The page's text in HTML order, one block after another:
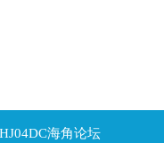
海角论坛